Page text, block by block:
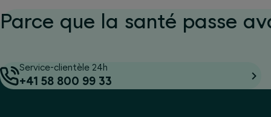
Parce que la santé passe
Service-clientèle 24h
+41 58 800 99 33